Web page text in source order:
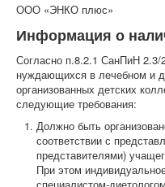
ООО «ЭНКО плюс»
Информация о
Согласно п.8.2.1 СанПиН
нуждающихся в лечебном и
организованных детских
следующие требования:
Должно быть
соответствии с
представителями)
При этом
специалистом-